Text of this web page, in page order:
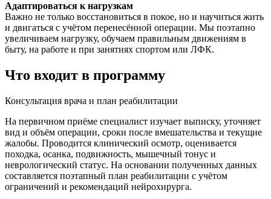
Адаптироваться к нагрузкам
Важно не только восстановиться в покое, но и научиться жить
и двигаться с учётом перенесённой операции. Мы поэтапно
увеличиваем нагрузку, обучаем правильным движениям в
быту, на работе и при занятияx спортом или ЛФК.
Что входит в программу
Консультация врача и план реабилитации
На первичном приёме специалист изучает выписку, уточняет
вид и объём операции, сроки после вмешательства и текущие
жалобы. Проводится клинический осмотр, оценивается
походка, осанка, подвижность, мышечный тонус и
неврологический статус. На основании полученных данных
составляется поэтапный план реабилитации с учётом
ограничений и рекомендаций нейрохирурга.